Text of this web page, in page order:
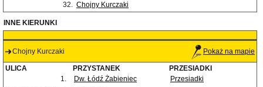
32. Chojny Kurczaki
INNE KIERUNKI
Chojny Kurczaki Pokaż na mapie
ULICA PRZYSTANEK
PRZESIADKI
1.
Dw. Łódź Żabieniec
Przesiadki